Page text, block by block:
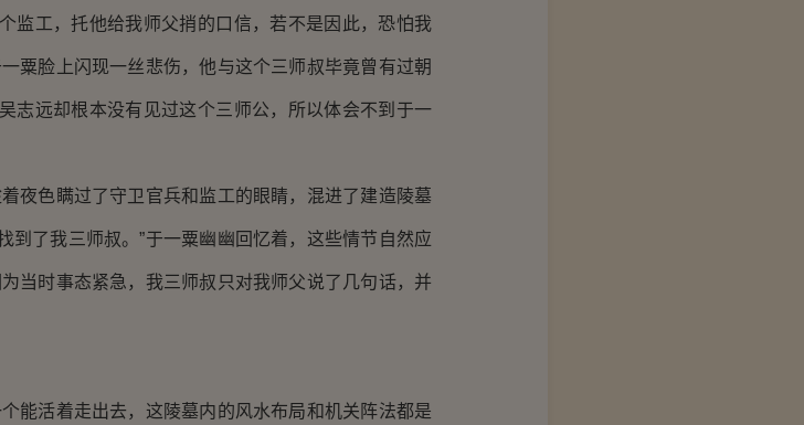
监工，托他给我师父捎的口信，若不是因此，恐怕我
粟脸上闪现一丝悲伤，他与这个三师叔毕竟曾有过朝
志远却根本没有见过这个三师公，所以体会不到于一
色瞒过了守卫官兵和监工的眼睛，混进了建造陵墓
到了我三师叔。”于一粟幽幽回忆着，这些情节自然应
当时事态紧急，我三师叔只对我师父说了几句话，并
活着走出去，这陵墓内的风水布局和机关阵法都是